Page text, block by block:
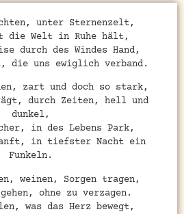
unter Sternenzelt,
die Welt in Ruhe hält,
durch des Windes Hand,
die uns ewiglich verband.
zart und doch so stark,
durch Zeiten, hell und
dunkel,
in des Lebens Park,
in tiefster Nacht ein
Funkeln.
weinen, Sorgen tragen,
ohne zu verzagen.
was das Herz bewegt,